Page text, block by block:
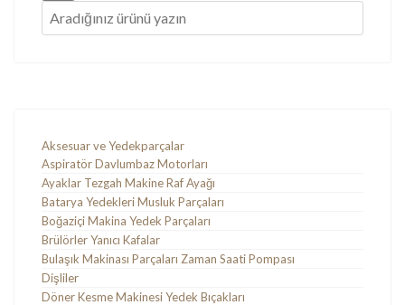
Aksesuar ve Yedekparçalar
Aspiratör Davlumbaz Motorları
Ayaklar Tezgah Makine Raf Ayağı
Batarya Yedekleri Musluk Parçaları
Boğaziçi Makina Yedek Parçaları
Brülörler Yanıcı Kafalar
Bulaşık Makinası Parçaları Zaman Saati Pompası
Dişliler
Döner Kesme Makinesi Yedek Bıçakları